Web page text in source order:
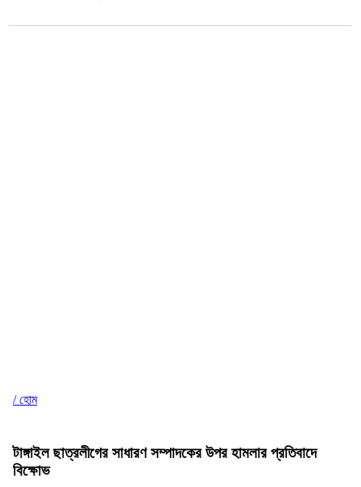
/ হোম
টাঙ্গাইল ছাত্রলীগের সাধারণ সম্পাদকের উপর হামলার প্রতিবাদে
বিক্ষোভ